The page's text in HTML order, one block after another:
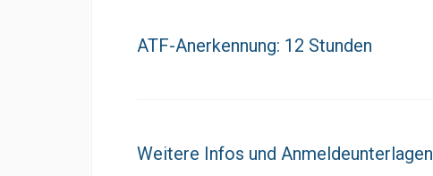
ATF-Anerkennung: 12 Stunden
Weitere Infos und Anmeldeunterlagen